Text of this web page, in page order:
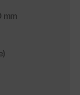
mm